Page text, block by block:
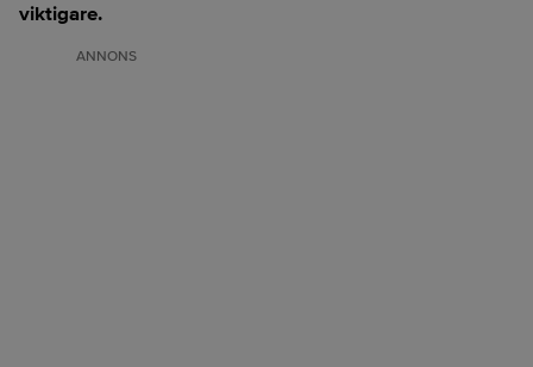
viktigare.
ANNONS